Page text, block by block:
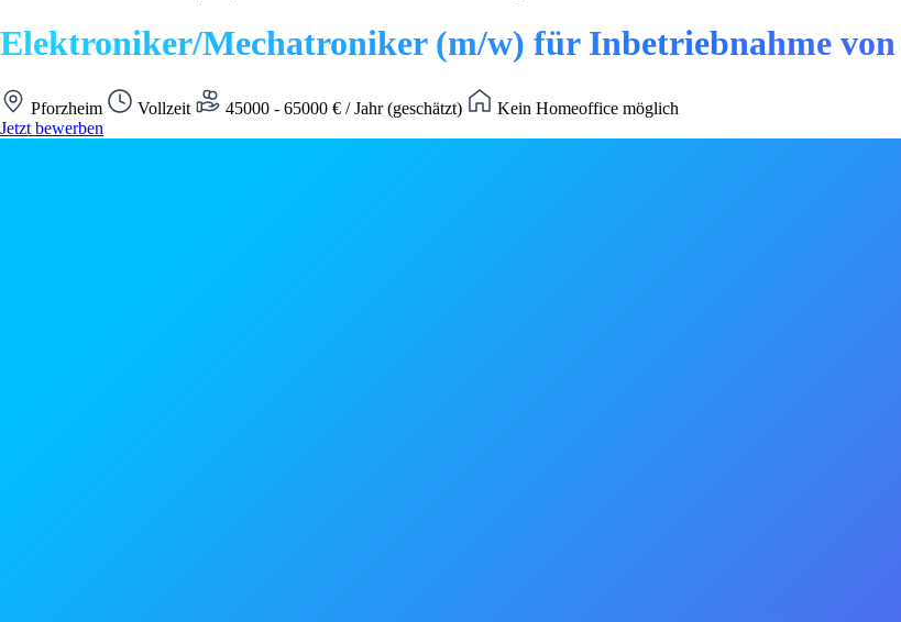
Elektroniker/Mechatroniker (m/w) für Inbetriebnahme von
Pforzheim Vollzeit 45000 - 65000 € / Jahr (geschätzt)
Kein Homeoffice möglich
Jetzt bewerben